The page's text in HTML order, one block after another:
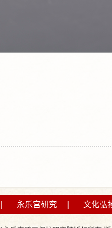
永乐宫研究 文化弘